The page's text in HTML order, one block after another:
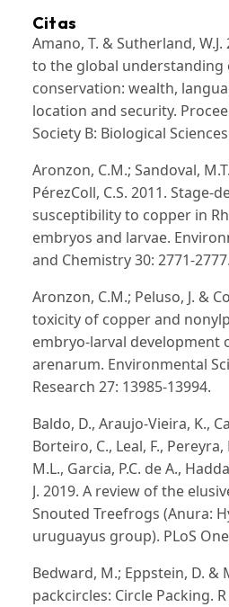
Citas
Amano, T. & Sutherland,
to the global understanding
conservation: wealth,
location and security.
Society B: Biological
Aronzon, C.M.; Sandoval,
PérezColl, C.S. 2011.
susceptibility to copper in
embryos and larvae.
and Chemistry 30: 2771-2777.
Aronzon, C.M.; Peluso, J. &
toxicity of copper and
embryo-larval development
arenarum. Environmental
Research 27: 13985-13994.
Baldo, D., Araujo-Vieira, K.,
Borteiro, C., Leal, F., Pereyra,
M.L., Garcia, P.C. de A.,
J. 2019. A review of the
Snouted Treefrogs (Anura:
uruguayus group). PLoS
Bedward, M.; Eppstein, D. &
packcircles: Circle Packing.